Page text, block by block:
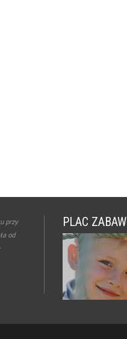
przy
od
PLAC ZABAW